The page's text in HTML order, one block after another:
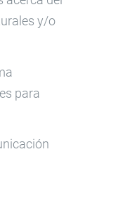
y/o
para